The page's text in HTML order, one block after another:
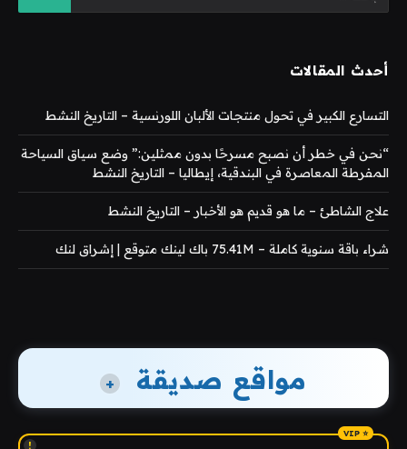
أحدث المقالات
التسارع الكبير في تحول منتجات الألبان اللورنسية – التاريخ النشط
“نحن في خطر أن نصبح مسرحًا بدون ممثلين:” وضع سياق السياحة
المفرطة المعاصرة في البندقية، إيطاليا – التاريخ النشط
علاج الشاطئ – ما هو قديم هو الأخبار – التاريخ النشط
شراء باقة سنوية كاملة – 75.41M باك لينك متوقع | إشراق لنك
مواقع صديقة +
!